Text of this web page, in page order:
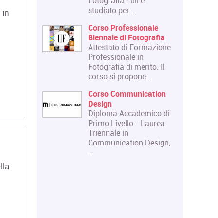
corso/analisi-
di
studiato per…
Corso Professionale
Biennale di Fotografia
Attestato di Formazione
Professionale in
Fotografia di merito. Il
corso si propone…
Corso Communication
Design
Diploma Accademico di
Primo Livello - Laurea
Triennale in
Communication Design,
…